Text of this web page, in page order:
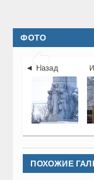
ФОТО

◄ Назад
ПОХОЖИЕ